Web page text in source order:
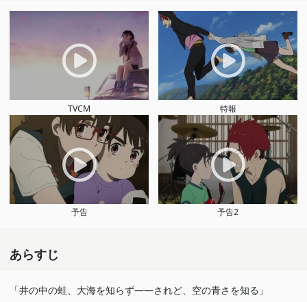
TVCM 特報
予告 予告2
あらすじ
「井の中の蛙、大海を知らず――されど、空の青さを知る」